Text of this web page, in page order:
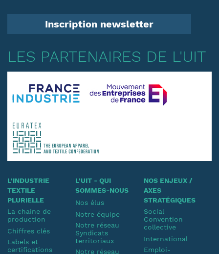
Inscription newsletter
LES PARTENAIRES DE L'UIT
L'INDUSTRIE
TEXTILE
PLURIELLE
La chaine de
production
Chiffres clés
Labels et
certifications
L'UIT - QUI
SOMMES-NOUS
Nos élus
Notre équipe
Notre réseau
Syndicats
territoriaux
Notre réseau
NOS ENJEUX /
AXES
STRATÉGIQUES
Social
Convention
collective
International
Emploi-